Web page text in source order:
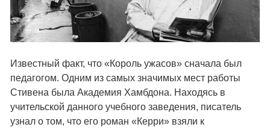
Известный факт, что «Король ужасов» сначала был
педагогом. Одним из самых значимых мест работы
Стивена была Академия Хамбдона. Находясь в
учительской данного учебного заведения, писатель
узнал о том, что его роман «Керри» взяли к